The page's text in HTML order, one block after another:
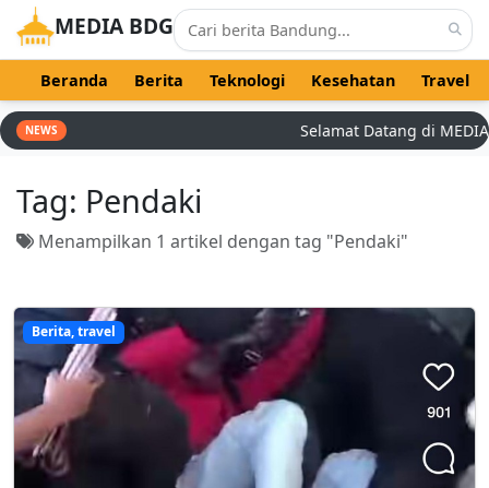
MEDIA BDG
Beranda Berita Teknologi Kesehatan Travel
NEWS Selamat Datang di
Tag: Pendaki
Menampilkan 1 artikel dengan tag "Pendaki"
Berita, travel